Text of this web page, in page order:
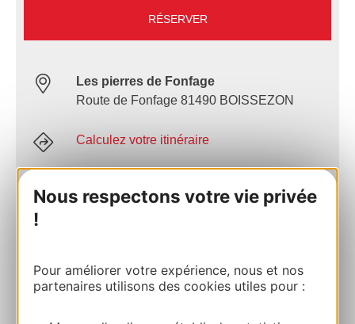
Nous respectons votre vie privée
!
Pour améliorer votre expérience, nous et nos
partenaires utilisons des cookies utiles pour :
RÉSERVER
Les pierres de Fonfage
Route de Fonfage 81490 BOISSEZON
Calculez votre itinéraire
05 63 48 83 01
Site internet